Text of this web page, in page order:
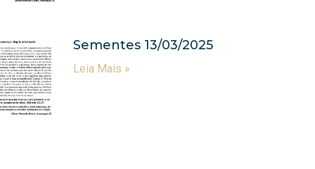
Sementes 13/03/2025
Leia Mais »